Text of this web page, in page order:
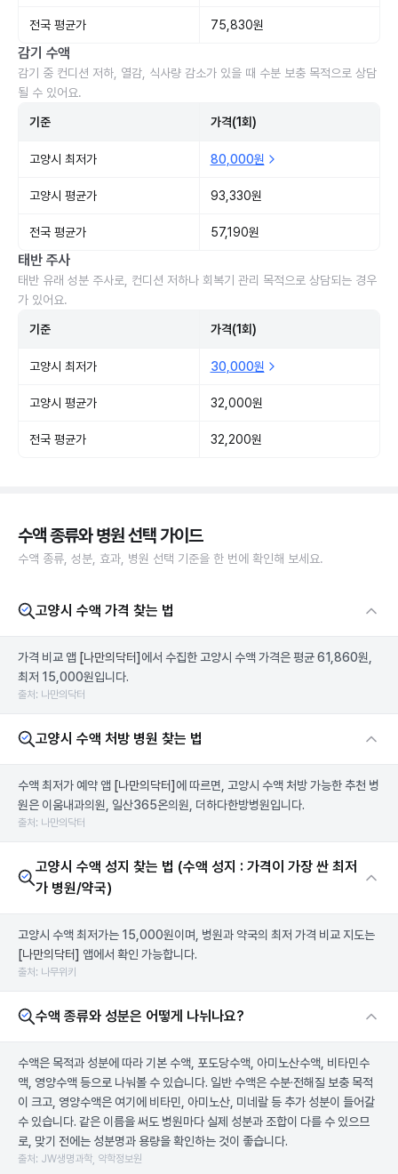
전국 평균가 75,830원
감기 수액
감기 중 컨디션 저하, 열감, 식사량 감소가 있을 때 수분 보충 목적으로 상담
될 수 있어요.
기준 가격(1회)
고양시 최저가 80,000원
고양시 평균가 93,330원
전국 평균가 57,190원
태반 주사
태반 유래 성분 주사로, 컨디션 저하나 회복기 관리 목적으로 상담되는 경우
가 있어요.
기준 가격(1회)
고양시 최저가 30,000원
고양시 평균가 32,000원
전국 평균가 32,200원
수액 종류와 병원 선택 가이드
수액 종류, 성분, 효과, 병원 선택 기준을 한 번에 확인해 보세요.
고양시 수액 가격 찾는 법
가격 비교 앱 [나만의닥터] 에서 수집한 고양시 수액 가격은 평균 61,860원,
최저 15,000원입니다.
출처: 나만의닥터
고양시 수액 처방 병원 찾는 법
수액 최저가 예약 앱 [나만의닥터] 에 따르면, 고양시 수액 처방 가능한 추천 병
원은 이움내과의원, 일산365온의원, 더하다한방병원입니다.
출처: 나만의닥터
고양시 수액 성지 찾는 법 (수액 성지 : 가격이 가장 싼 최저
가 병원/약국)
고양시 수액 최저가는 15,000원이며, 병원과 약국의 최저 가격 비교 지도는
[나만의닥터] 앱에서 확인 가능합니다.
출처: 나무위키
수액 종류와 성분은 어떻게 나뉘나요?
수액은 목적과 성분에 따라 기본 수액, 포도당수액, 아미노산수액, 비타민수
액, 영양수액 등으로 나눠볼 수 있습니다. 일반 수액은 수분·전해질 보충 목적
이 크고, 영양수액은 여기에 비타민, 아미노산, 미네랄 등 추가 성분이 들어갈
수 있습니다. 같은 이름을 써도 병원마다 실제 성분과 조합이 다를 수 있으므
로, 맞기 전에는 성분명과 용량을 확인하는 것이 좋습니다.
출처: JW생명과학, 약학정보원